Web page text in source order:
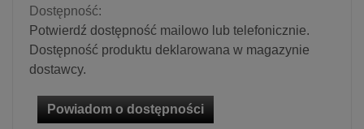
Dostępność:
Potwierdź dostępność mailowo lub telefonicznie.
Dostępność produktu deklarowana w magazynie
dostawcy.
Powiadom o dostępności